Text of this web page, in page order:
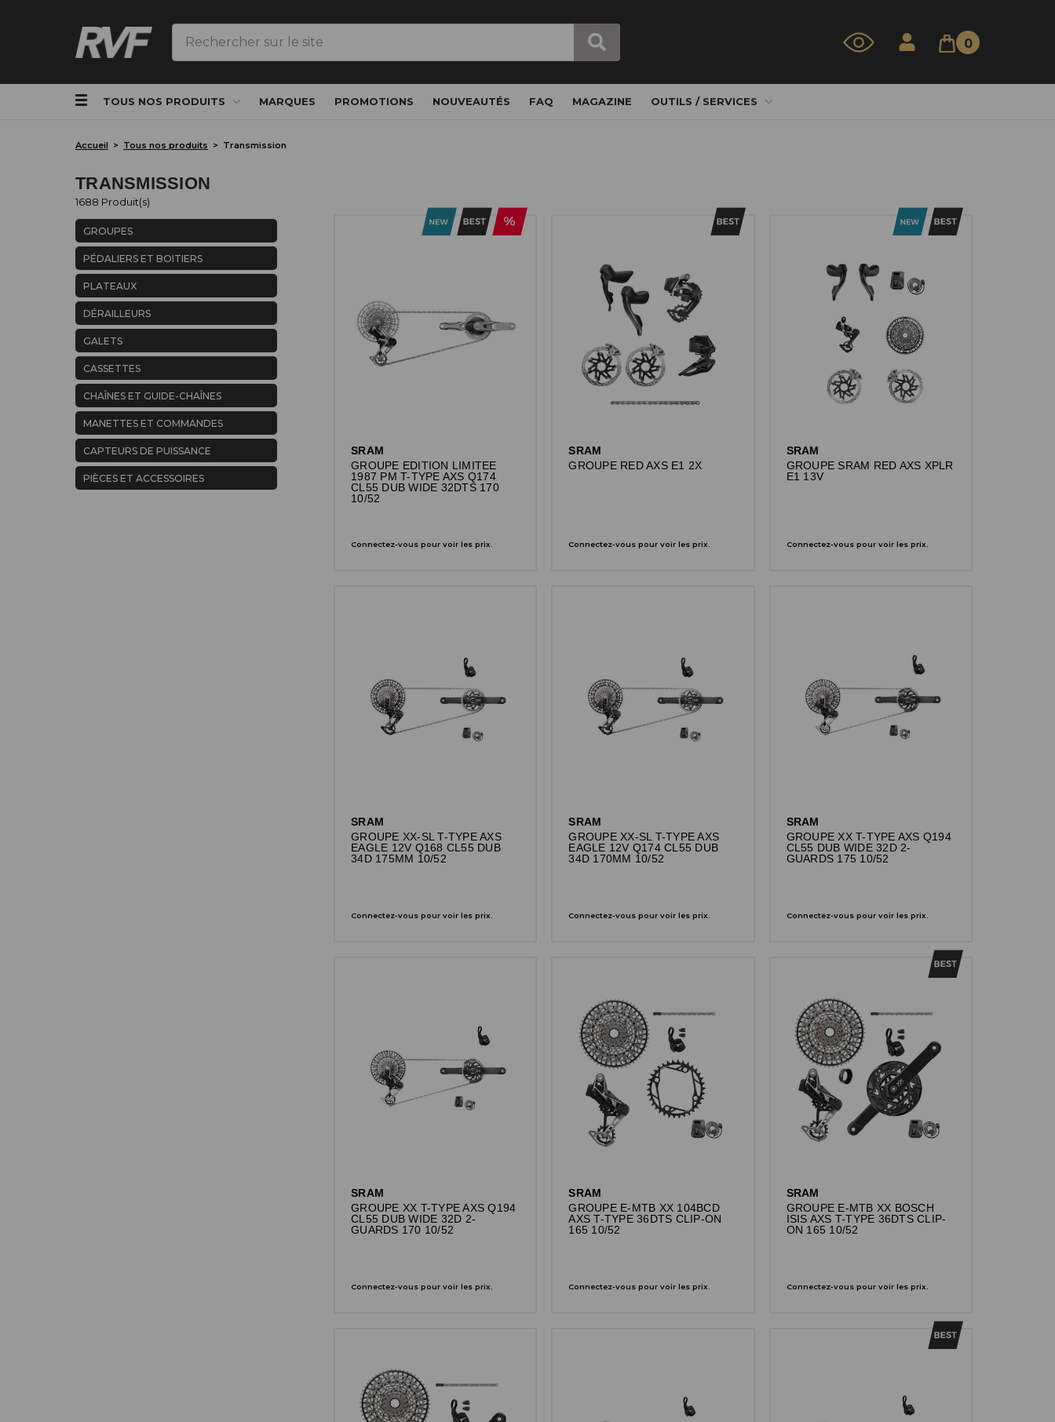
0
TOUS NOS PRODUITS MARQUES PROMOTIONS NOUVEAUTÉS FAQ MAGAZINE OUTILS / SERVICES
Accueil Tous nos produits Transmission
TRANSMISSION
1688 Produit(s)
GROUPES
PÉDALIERS ET BOITIERS
PLATEAUX
DÉRAILLEURS
GALETS
CASSETTES
CHAÎNES ET GUIDE-CHAÎNES
MANETTES ET COMMANDES
CAPTEURS DE PUISSANCE
PIÈCES ET ACCESSOIRES
SRAM
GROUPE EDITION LIMITEE
1987 PM T-TYPE AXS Q174
CL55 DUB WIDE 32DTS 170
10/52
Connectez-vous pour voir les prix.
SRAM
GROUPE RED AXS E1 2X
Connectez-vous pour voir les prix.
SRAM
GROUPE SRAM RED AXS XPLR
E1 13V
Connectez-vous pour voir les prix.
SRAM
GROUPE XX-SL T-TYPE AXS
EAGLE 12V Q168 CL55 DUB
34D 175MM 10/52
Connectez-vous pour voir les prix.
SRAM
GROUPE XX-SL T-TYPE AXS
EAGLE 12V Q174 CL55 DUB
34D 170MM 10/52
Connectez-vous pour voir les prix.
SRAM
GROUPE XX T-TYPE AXS Q194
CL55 DUB WIDE 32D 2-
GUARDS 175 10/52
Connectez-vous pour voir les prix.
SRAM
GROUPE XX T-TYPE AXS Q194
CL55 DUB WIDE 32D 2-
GUARDS 170 10/52
Connectez-vous pour voir les prix.
SRAM
GROUPE E-MTB XX 104BCD
AXS T-TYPE 36DTS CLIP-ON
165 10/52
Connectez-vous pour voir les prix.
SRAM
GROUPE E-MTB XX BOSCH
ISIS AXS T-TYPE 36DTS CLIP-
ON 165 10/52
Connectez-vous pour voir les prix.